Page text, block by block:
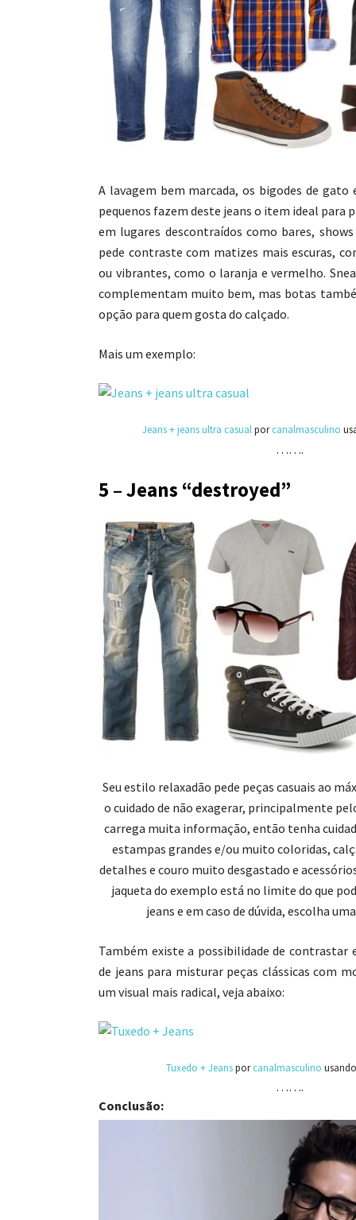
A lavagem bem marcada, os bigodes de gato
pequenos fazem deste jeans o item ideal para
em lugares descontraídos como bares,
pede contraste com matizes mais escuras,
ou vibrantes, como o laranja e vermelho.
complementam muito bem, mas botas
opção para quem gosta do calçado.
Mais um exemplo:
Jeans + jeans ultra casual porcanalmasculino
…….
5 – Jeans “destroyed”
Seu estilo relaxadão pede peças casuais ao
o cuidado de não exagerar, principalmente
carrega muita informação, então tenha
estampas grandes e/ou muito coloridas,
detalhes e couro muito desgastado e
jaqueta do exemplo está no limite do que
jeans e em caso de dúvida, escolha
Também existe a possibilidade de
de jeans para misturar peças clássicas com
um visual mais radical, veja abaixo:
Tuxedo + Jeansporcanalmasculino
…….
Conclusão: